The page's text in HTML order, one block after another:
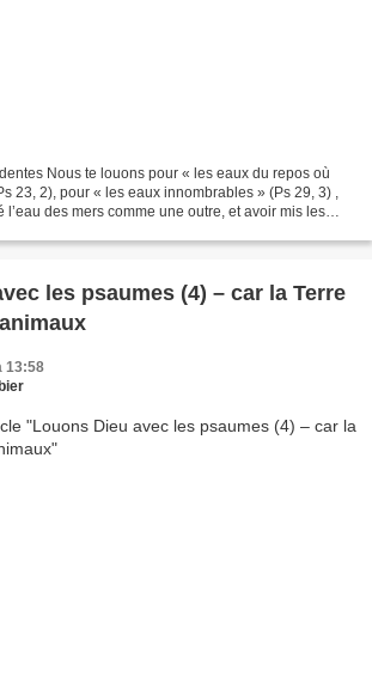
Nous te louons pour « les eaux du repos où
23, 2), pour « les eaux innombrables » (Ps 29, 3) ,
l’eau des mers comme une outre, et avoir mis les
les psaumes (4) – car la Terre
13:58